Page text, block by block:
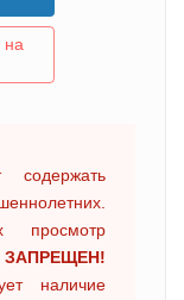
на
просмотр
наличие